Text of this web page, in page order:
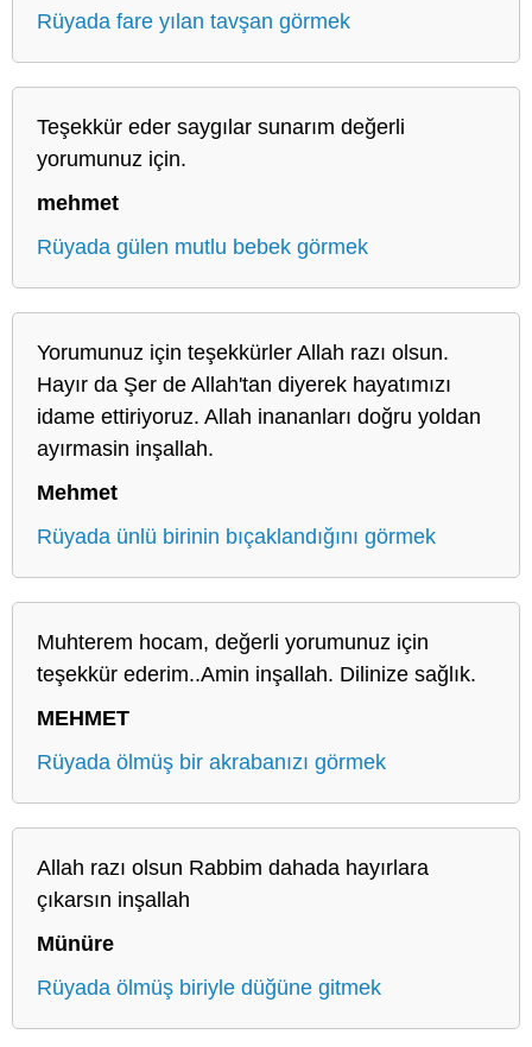
Rüyada fare yılan tavşan görmek
Teşekkür eder saygılar sunarım değerli
yorumunuz için.
mehmet
Rüyada gülen mutlu bebek görmek
Yorumunuz için teşekkürler Allah razı olsun.
Hayır da Şer de Allah'tan diyerek hayatımızı
idame ettiriyoruz. Allah inananları doğru yoldan
ayırmasin inşallah.
Mehmet
Rüyada ünlü birinin bıçaklandığını görmek
Muhterem hocam, değerli yorumunuz için
teşekkür ederim..Amin inşallah. Dilinize sağlık.
MEHMET
Rüyada ölmüş bir akrabanızı görmek
Allah razı olsun Rabbim dahada hayırlara
çıkarsın inşallah
Münüre
Rüyada ölmüş biriyle düğüne gitmek